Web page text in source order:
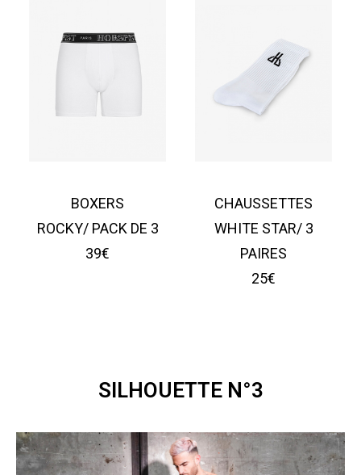
BOXERS
ROCKY/ PACK DE 3
39€
CHAUSSETTES
WHITE STAR/ 3
PAIRES
25€
SILHOUETTE N°3